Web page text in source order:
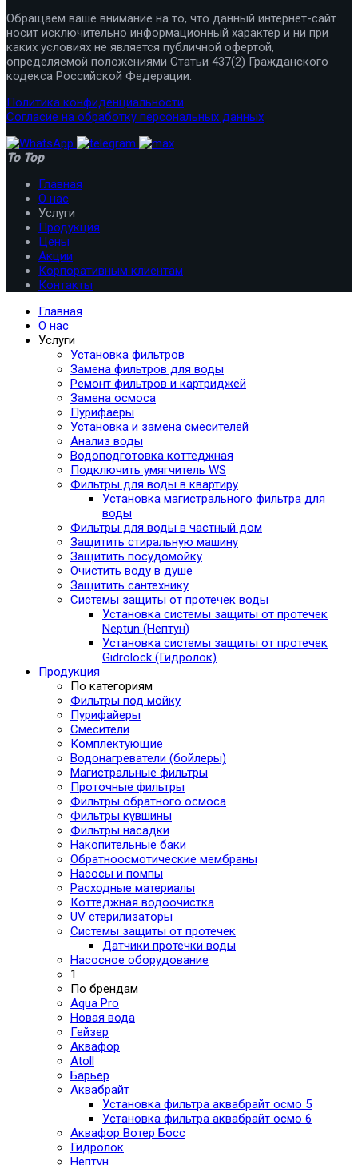
Обращаем ваше внимание на то, что данный интернет-сайт
носит исключительно информационный характер и ни при
каких условиях не является публичной офертой,
определяемой положениями Статьи 437(2) Гражданского
кодекса Российской Федерации.
Политика конфиденциальности
Согласие на обработку персональных данных
To Top
Главная
О нас
Услуги
Продукция
Цены
Акции
Корпоративным клиентам
Контакты
Главная
О нас
Услуги
Установка фильтров
Замена фильтров для воды
Ремонт фильтров и картриджей
Замена осмоса
Пурифаеры
Установка и замена смесителей
Анализ воды
Водоподготовка коттеджная
Подключить умягчитель WS
Фильтры для воды в квартиру
Установка магистрального фильтра для
воды
Фильтры для воды в частный дом
Защитить стиральную машину
Защитить посудомойку
Очистить воду в душе
Защитить сантехнику
Системы защиты от протечек воды
Установка системы защиты от протечек
Neptun (Нептун)
Установка системы защиты от протечек
Gidrolock (Гидролок)
Продукция
По категориям
Фильтры под мойку
Пурифайеры
Смесители
Комплектующие
Водонагреватели (бойлеры)
Магистральные фильтры
Проточные фильтры
Фильтры обратного осмоса
Фильтры кувшины
Фильтры насадки
Накопительные баки
Обратноосмотические мембраны
Насосы и помпы
Расходные материалы
Коттеджная водоочистка
UV стерилизаторы
Системы защиты от протечек
Датчики протечки воды
Насосное оборудование
1
По брендам
Aqua Pro
Новая вода
Гейзер
Аквафор
Atoll
Барьер
Аквабрайт
Установка фильтра аквабрайт осмо 5
Установка фильтра аквабрайт осмо 6
Аквафор Вотер Босс
Гидролок
Нептун